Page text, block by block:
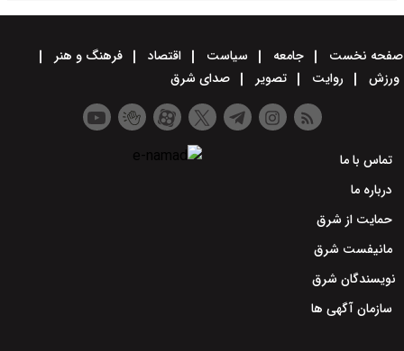
صفحه نخست جامعه سیاست اقتصاد
فرهنگ و هنر
ورزش
روایت تصویر صدای شرق
تماس با ما
درباره ما
حمایت از شرق
مانیفست شرق
نویسندگان شرق
سازمان آگهی ها